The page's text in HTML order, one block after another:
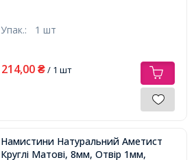
Упак.: 1 шт
214,00 ₴/ 1 шт
Намистини Натуральний Аметист
Круглі Матові, 8мм, Отвір 1мм,